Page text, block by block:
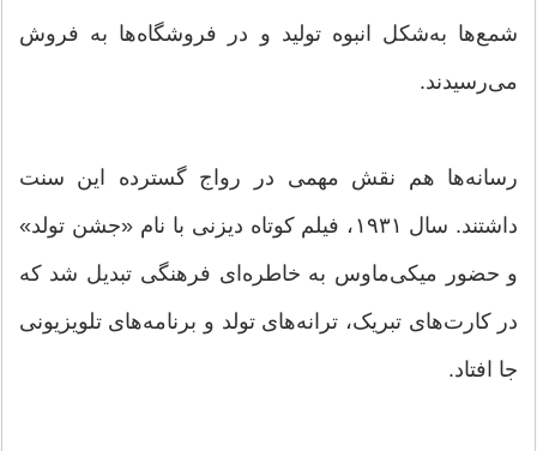
شمع‌ها به‌شکل انبوه تولید و در فروشگاه‌ها به فروش
می‌رسیدند.
رسانه‌ها هم نقش مهمی در رواج گسترده این سنت
داشتند. سال ۱۹۳۱، فیلم کوتاه دیزنی با نام «جشن تولد»
و حضور میکی‌ماوس به خاطره‌ای فرهنگی تبدیل شد که
در کارت‌های تبریک، ترانه‌های تولد و برنامه‌های تلویزیونی
جا افتاد.